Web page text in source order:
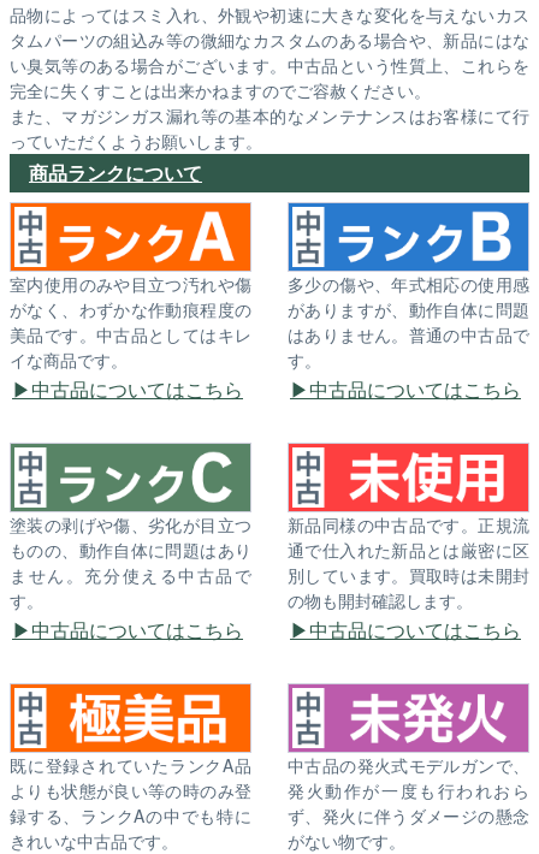
品物によってはスミ入れ、外観や初速に大きな変化を与えないカス
タムパーツの組込み等の微細なカスタムのある場合や、新品にはな
い臭気等のある場合がございます。中古品という性質上、これらを
完全に失くすことは出来かねますのでご容赦ください。
また、マガジンガス漏れ等の基本的なメンテナンスはお客様にて行
っていただくようお願いします。
商品ランクについて
室内使用のみや目立つ汚れや傷
がなく、わずかな作動痕程度の
美品です。中古品としてはキレ
イな商品です。
中古品についてはこちら
多少の傷や、年式相応の使用感
がありますが、動作自体に問題
はありません。普通の中古品で
す。
中古品についてはこちら
塗装の剥げや傷、劣化が目立つ
ものの、動作自体に問題はあり
ません。充分使える中古品で
す。
中古品についてはこちら
新品同様の中古品です。正規流
通で仕入れた新品とは厳密に区
別しています。買取時は未開封
の物も開封確認します。
中古品についてはこちら
既に登録されていたランクA品
よりも状態が良い等の時のみ登
録する、ランクAの中でも特に
きれいな中古品です。
中古品の発火式モデルガンで、
発火動作が一度も行われおら
ず、発火に伴うダメージの懸念
がない物です。